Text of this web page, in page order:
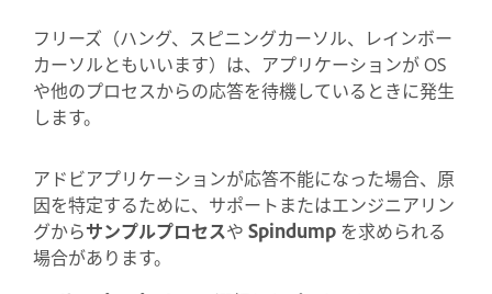
フリーズ（ハング、スピニングカーソル、レインボー
カーソルともいいます）は、アプリケーションが OS
や他のプロセスからの応答を待機しているときに発生
します。
アドビアプリケーションが応答不能になった場合、原
因を特定するために、サポートまたはエンジニアリン
グからサンプルプロセスや Spindump を求められる
場合があります。